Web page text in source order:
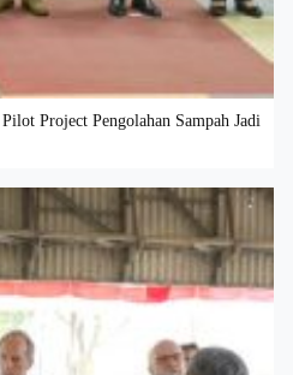
Project Pengolahan Sampah Jadi